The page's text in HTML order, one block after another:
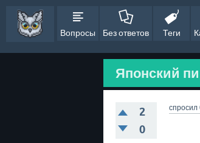
Вопросы Без ответов Теги
Японский
2
0
спросил